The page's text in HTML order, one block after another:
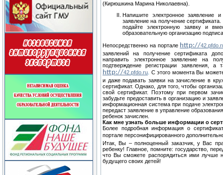
(Кирюшкина Марина Николаевна).
Напишите электронное заявление
заявление на получение
подайте электронную заявку и
образовательную организацию
Непосредственно на портале http://
заявлений на получение сертификата
направить электронное заявление на
подтверждение регистрации заявления,
http://42.pfdo.ru С этого момента Вы
и даже подавать заявки на зачисление в
сертификат. Однако, для того, чтобы
свой сертификат. Поэтому при первом
забудьте предоставить в организацию и
информационная система при подаче
передаст заявление в управление
ребенок зачислен.
Как мне узнать больше информации о
Более подробная информация о
портале персонифицированного
Итак, Вы – полноценный заказчик, у Вас
ребенку! Главное, помните: государство,
что Вы сможете распорядиться ими лучше
будущего своих детей!